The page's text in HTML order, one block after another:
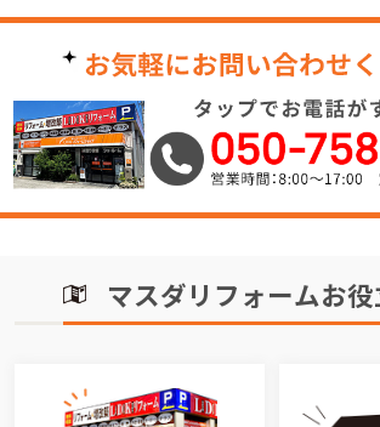
マスダリフォームお